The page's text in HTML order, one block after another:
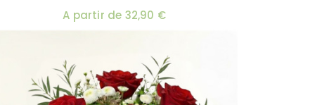
A partir de 32,90 €